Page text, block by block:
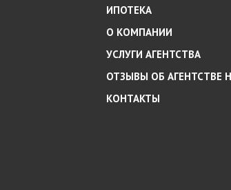
ИПОТЕКА
О КОМПАНИИ
УСЛУГИ АГЕНТСТВА
ОТЗЫВЫ ОБ АГЕНТСТВЕ
КОНТАКТЫ